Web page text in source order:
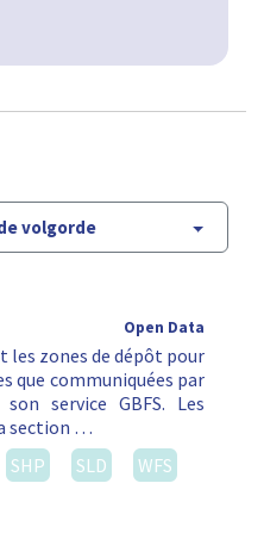
volgorde
Open Data
les zones de dépôt pour
que communiquées par
service GBFS. Les
section …
SHP SLD
WFS